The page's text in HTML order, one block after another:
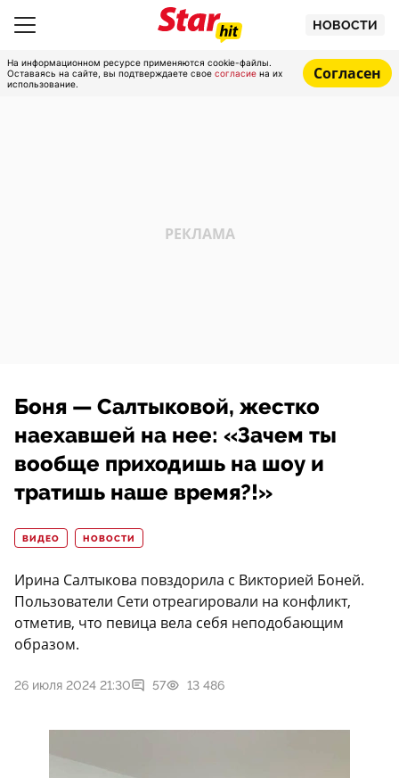
НОВОСТИ
На информационном ресурсе применяются cookie-файлы.
Оставаясь на сайте, вы подтверждаете свое согласие на их
использование.
Согласен
Боня — Салтыковой, жестко
наехавшей на нее: «Зачем ты
вообще приходишь на шоу и
тратишь наше время?!»
ВИДЕО НОВОСТИ
Ирина Салтыкова повздорила с Викторией Боней.
Пользователи Сети отреагировали на конфликт,
отметив, что певица вела себя неподобающим
образом.
26 июля 2024 21:30 57 13 486